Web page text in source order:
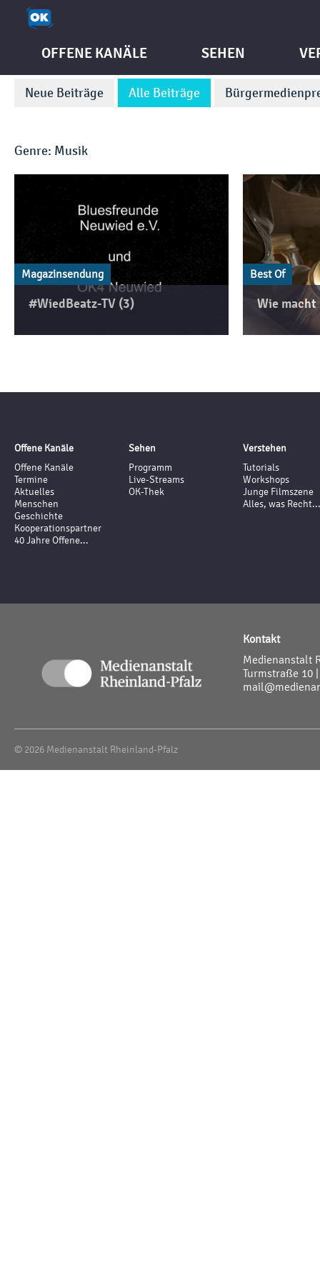
OFFENE KANÄLE SEHEN
Neue Beiträge Alle Beiträge
Genre: Musik
Magazinsendung
#WiedBeatz-TV (3)
Best Of
Wie macht
Offene Kanäle
Offene Kanäle
Termine
Aktuelles
Menschen
Geschichte
Kooperationspartner
40 Jahre Offene...
Sehen
Programm
Live-Streams
OK-Thek
Verstehen
Tutorials
Workshops
Junge Filmszene
Alles, was Recht...
Kontakt
Medienanstalt
Turmstraße 10
© 2026 Medienanstalt Rheinland-Pfalz